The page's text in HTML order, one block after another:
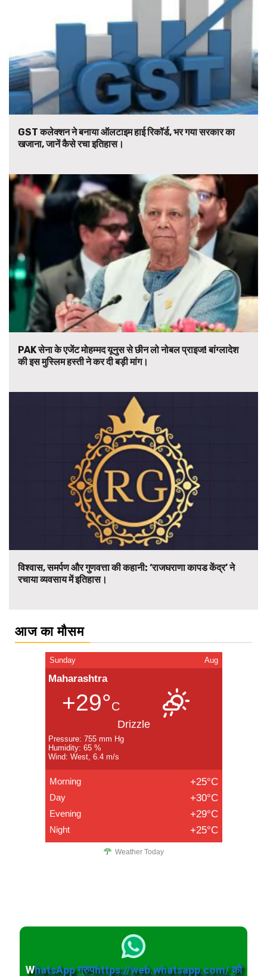
GST कलेक्शन ने बनाया ऑलटाइम हाई रिकॉर्ड, भर गया सरकार का
खजाना, जानें कैसे रचा इतिहास।
PAK सेना के एजेंट मोहम्मद यूनुस से छीन लो नोबल प्राइज! बांग्लादेश
की इस मुस्लिम हस्ती ने कर दी बड़ी मांग।
विश्वास, समर्पण और गुणवत्ता की कहानी: ‘राजघराणा कापड केंद्र’ ने
रचाया व्यवसाय में इतिहास।
आज का मौसम
Sunday Aug
Maharashtra
+29°C
Drizzle
Pressure: 755 mm Hg
Humidity: 65 %
Wind: West, 6.4 m/s
Morning +25°C
Day +30°C
Evening +29°C
Night +25°C
Weather Today
WhatsApp ग्रुपhttps://web.whatsapp.com/ को